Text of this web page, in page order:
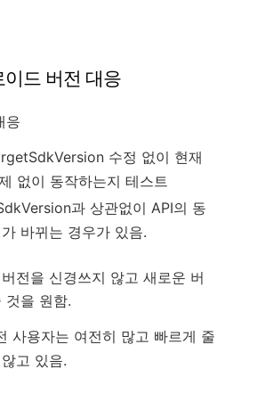
드 버전 대응
응
수정 없이 현재
없이 동작하는지 테스트
과 상관없이 API의 동
바뀌는 경우가 있음.
전을 신경쓰지 않고 새로운 버
것을 원함.
사용자는 여전히 많고 빠르게 줄
고 있음.